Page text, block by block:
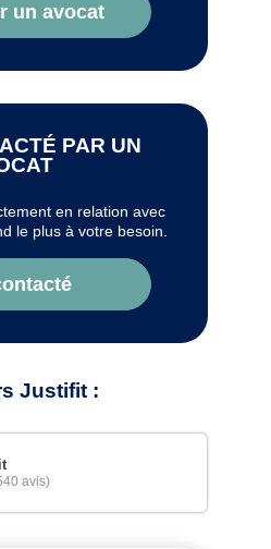
un avocat
PAR UN
en relation avec
le plus à votre besoin.
Justifit :
avis)